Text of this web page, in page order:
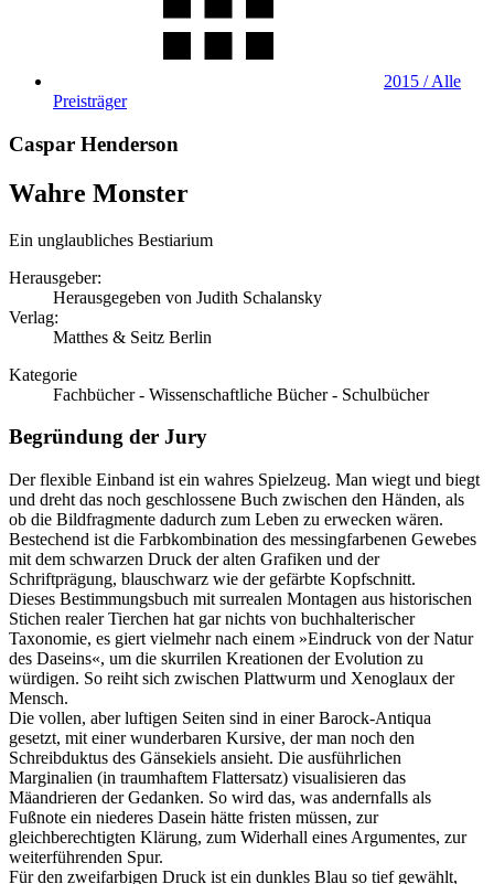
2015 / Alle
Preisträger
Caspar Henderson
Wahre Monster
Ein unglaubliches Bestiarium
Herausgeber:
Herausgegeben von Judith Schalansky
Verlag:
Matthes & Seitz Berlin
Kategorie
Fachbücher - Wissenschaftliche Bücher - Schulbücher
Begründung der Jury
Der flexible Einband ist ein wahres Spielzeug. Man wiegt und biegt
und dreht das noch geschlossene Buch zwischen den Händen, als
ob die Bildfragmente dadurch zum Leben zu erwecken wären.
Bestechend ist die Farbkombination des messingfarbenen Gewebes
mit dem schwarzen Druck der alten Grafiken und der
Schriftprägung, blauschwarz wie der gefärbte Kopfschnitt.
Dieses Bestimmungsbuch mit surrealen Montagen aus historischen
Stichen realer Tierchen hat gar nichts von buchhalterischer
Taxonomie, es giert vielmehr nach einem »Eindruck von der Natur
des Daseins«, um die skurrilen Kreationen der Evolution zu
würdigen. So reiht sich zwischen Plattwurm und Xenoglaux der
Mensch.
Die vollen, aber luftigen Seiten sind in einer Barock-Antiqua
gesetzt, mit einer wunderbaren Kursive, der man noch den
Schreibduktus des Gänsekiels ansieht. Die ausführlichen
Marginalien (in traumhaftem Flattersatz) visualisieren das
Mäandrieren der Gedanken. So wird das, was andernfalls als
Fußnote ein niederes Dasein hätte fristen müssen, zur
gleichberechtigten Klärung, zum Widerhall eines Argumentes, zur
weiterführenden Spur.
Für den zweifarbigen Druck ist ein dunkles Blau so tief gewählt,